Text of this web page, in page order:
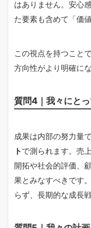
はありません。安心
た要素も含めて「価
この視点を持つこと
方向性がより明確にな
質問4｜我々にと
成果は内部の努力量で
ト で測られます。売
開拓や社会的評価、
果とみなすべきです
らず、長期的な成長